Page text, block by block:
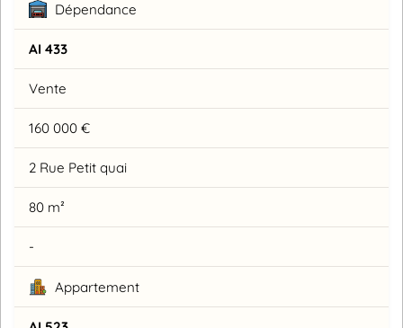
Dépendance
AI 433
Vente
160 000 €
2 Rue Petit quai
80 m²
-
Appartement